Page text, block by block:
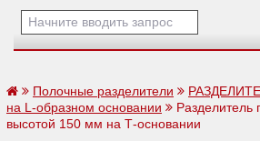
Полочные разделители
на L-образном основании
Разделитель
высотой 150 мм на Т-основании